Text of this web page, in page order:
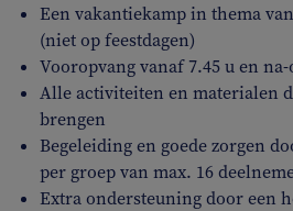
Een vakantiekamp in thema
(niet op feestdagen)
Vooropvang vanaf 7.45 u en
Alle activiteiten en materialen
brengen
Begeleiding en goede zorgen
per groep van max. 16
Extra ondersteuning door een